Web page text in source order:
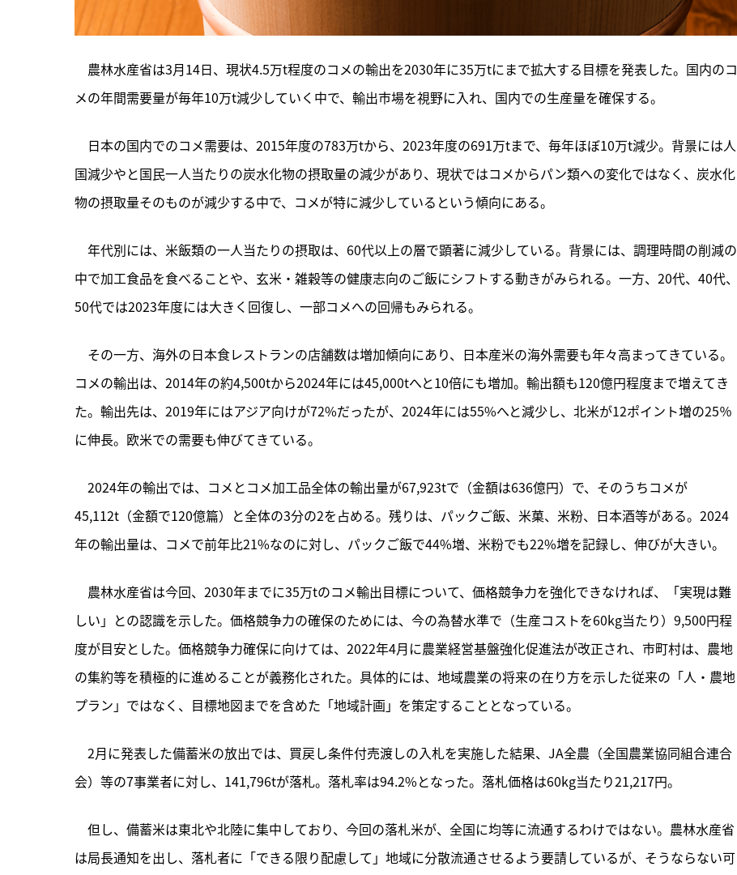
農林水産省は3月14日、現状4.5万t程度のコメの輸出を2030年に35万tにまで拡大する目標を発表した。国内のコ
メの年間需要量が毎年10万t減少していく中で、輸出市場を視野に入れ、国内での生産量を確保する。
日本の国内でのコメ需要は、2015年度の783万tから、2023年度の691万tまで、毎年ほぼ10万t減少。背景には人
国減少やと国民一人当たりの炭水化物の摂取量の減少があり、現状ではコメからパン類への変化ではなく、炭水化
物の摂取量そのものが減少する中で、コメが特に減少しているという傾向にある。
年代別には、米飯類の一人当たりの摂取は、60代以上の層で顕著に減少している。背景には、調理時間の削減の
中で加工食品を食べることや、玄米・雑穀等の健康志向のご飯にシフトする動きがみられる。一方、20代、40代、
50代では2023年度には大きく回復し、一部コメへの回帰もみられる。
その一方、海外の日本食レストランの店舗数は増加傾向にあり、日本産米の海外需要も年々高まってきている。
コメの輸出は、2014年の約4,500tから2024年には45,000tへと10倍にも増加。輸出額も120億円程度まで増えてき
た。輸出先は、2019年にはアジア向けが72%だったが、2024年には55%へと減少し、北米が12ポイント増の25％
に伸長。欧米での需要も伸びてきている。
2024年の輸出では、コメとコメ加工品全体の輸出量が67,923tで（金額は636億円）で、そのうちコメが
45,112t（金額で120億篇）と全体の3分の2を占める。残りは、パックご飯、米菓、米粉、日本酒等がある。2024
年の輸出量は、コメで前年比21%なのに対し、パックご飯で44%増、米粉でも22%増を記録し、伸びが大きい。
農林水産省は今回、2030年までに35万tのコメ輸出目標について、価格競争力を強化できなければ、「実現は難
しい」との認識を示した。価格競争力の確保のためには、今の為替水準で（生産コストを60kg当たり）9,500円程
度が目安とした。価格競争力確保に向けては、2022年4月に農業経営基盤強化促進法が改正され、市町村は、農地
の集約等を積極的に進めることが義務化された。具体的には、地域農業の将来の在り方を示した従来の「人・農地
プラン」ではなく、目標地図までを含めた「地域計画」を策定することとなっている。
2月に発表した備蓄米の放出では、買戻し条件付売渡しの入札を実施した結果、JA全農（全国農業協同組合連合
会）等の7事業者に対し、141,796tが落札。落札率は94.2%となった。落札価格は60kg当たり21,217円。
但し、備蓄米は東北や北陸に集中しており、今回の落札米が、全国に均等に流通するわけではない。農林水産省
は局長通知を出し、落札者に「できる限り配慮して」地域に分散流通させるよう要請しているが、そうならない可